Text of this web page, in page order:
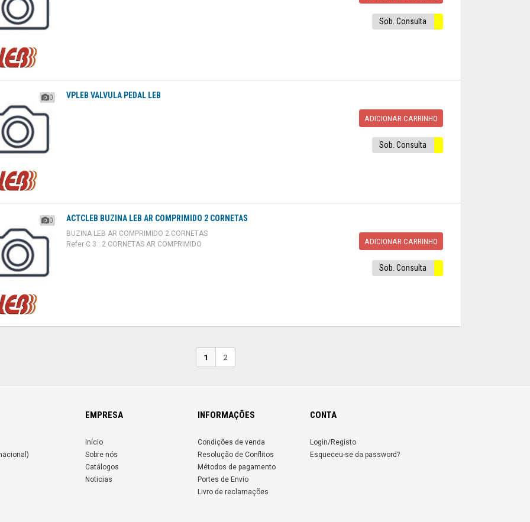
Sob. Consulta
0 VPLEB VALVULA PEDAL LEB
ADICIONAR CARRINHO
Sob. Consulta
0 ACTCLEB BUZINA LEB AR COMPRIMIDO 2 CORNETAS
BUZINA LEB AR COMPRIMIDO 2 CORNETAS
Refer C 3 : 2 CORNETAS AR COMPRIMIDO
ADICIONAR CARRINHO
Sob. Consulta
1 2
EMPRESA
Início
Sobre nós
Catálogos
Noticias
INFORMAÇÕES
Condições de venda
Resolução de Conflitos
Métodos de pagamento
Portes de Envio
Livro de reclamações
CONTA
Login/Registo
Esqueceu-se da password?